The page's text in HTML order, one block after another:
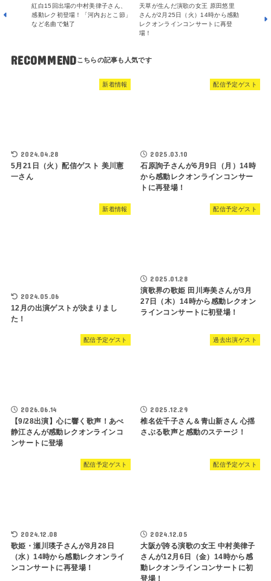
紅白15回出場の中村美律子さん、
感動レク初登場！「河内おとこ節」
など名曲で魅了
天草が生んだ演歌の女王 原田悠里
さんが2月25日（火）14時から感動
レクオンラインコンサートに再登
場！
RECOMMEND
新着情報
2024.04.28
5月21日（火）配信ゲスト 美川憲
一さん
配信予定ゲスト
2025.03.10
石原詢子さんが6月9日（月）14時
から感動レクオンラインコンサー
トに再登場！
新着情報
2024.05.06
12月の出演ゲストが決まりまし
た！
配信予定ゲスト
2025.01.28
演歌界の歌姫 田川寿美さんが3月
27日（木）14時から感動レクオン
ラインコンサートに初登場！
配信予定ゲスト
2026.06.14
【9/28出演】心に響く歌声！あべ
静江さんが感動レクオンラインコ
ンサートに登場
過去出演ゲスト
2025.12.29
椎名佐千子さん＆青山新さん 心揺
さぶる歌声と感動のステージ！
配信予定ゲスト
2024.12.08
歌姫・瀬川瑛子さんが8月28日
（水）14時から感動レクオンライ
ンコンサートに再登場！
配信予定ゲスト
2024.12.05
大阪が誇る演歌の女王 中村美律子
さんが12月6日（金）14時から感
動レクオンラインコンサートに初
登場！